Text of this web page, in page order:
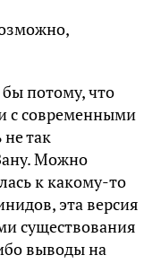
потому, что
с современными
так
Можно
к какому-то
эта версия
существования
выводы на